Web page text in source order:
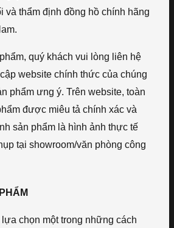
và thẩm định đồng hồ chính hãng
quý khách vui lòng liên hệ
website chính thức của chúng
phẩm ưng ý. Trên website, toàn
được miêu tả chính xác và
sản phẩm là hình ảnh thực tế
tại showroom/văn phòng công
chọn một trong những cách